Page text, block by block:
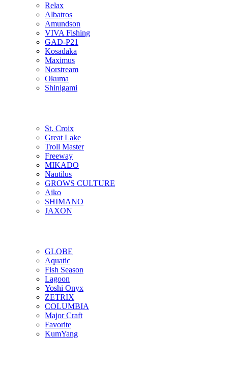
Relax
Albatros
Amundson
VIVA Fishing
GAD-P21
Kosadaka
Maximus
Norstream
Okuma
Shinigami
St. Croix
Great Lake
Troll Master
Freeway
MIKADO
Nautilus
GROWS CULTURE
Aiko
SHIMANO
JAXON
GLOBE
Aquatic
Fish Season
Lagoon
Yoshi Onyx
ZETRIX
COLUMBIA
Major Craft
Favorite
KumYang